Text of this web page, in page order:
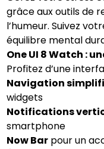
grâce aux outils de
l’humeur. Suivez
équilibre mental
One UI 8 Watch :
Profitez d’une
Navigation
widgets
Notifications
smartphone
Now Bar pour un